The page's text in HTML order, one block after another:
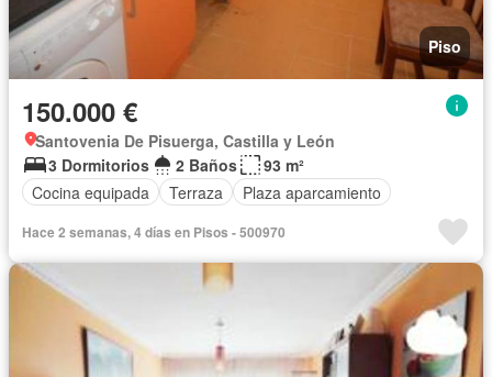
Piso
150.000 €
Santovenia De Pisuerga, Castilla y León
3 Dormitorios
2 Baños
93 m²
Cocina equipada
Terraza Plaza aparcamiento
Hace 2 semanas, 4 días en Pisos - 500970